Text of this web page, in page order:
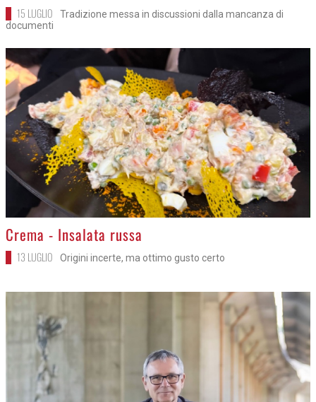
15 LUGLIO
Tradizione messa in discussioni dalla mancanza di
documenti
>
Crema - Insalata russa
13 LUGLIO Origini incerte, ma ottimo gusto certo